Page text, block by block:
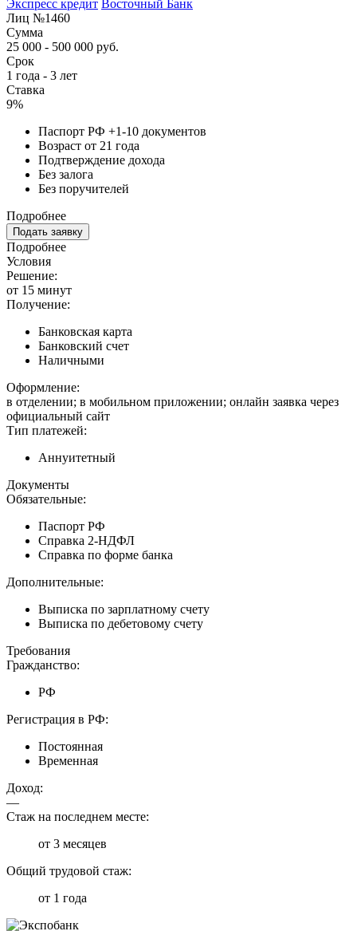
Экспресс кредит Восточный Банк
Лиц №1460
Сумма
25 000 - 500 000 руб.
Срок
1 года - 3 лет
Ставка
9%
Паспорт РФ +1-10 документов
Возраст от 21 года
Подтверждение дохода
Без залога
Без поручителей
Подробнее
Подать заявку
Подробнее
Условия
Решение:
от 15 минут
Получение:
Банковская карта
Банковский счет
Наличными
Оформление:
в отделении; в мобильном приложении; онлайн заявка через
официальный сайт
Тип платежей:
Аннуитетный
Документы
Обязательные:
Паспорт РФ
Справка 2-НДФЛ
Справка по форме банка
Дополнительные:
Выписка по зарплатному счету
Выписка по дебетовому счету
Требования
Гражданство:
РФ
Регистрация в РФ:
Постоянная
Временная
Доход:
—
Стаж на последнем месте:
от 3 месяцев
Общий трудовой стаж:
от 1 года